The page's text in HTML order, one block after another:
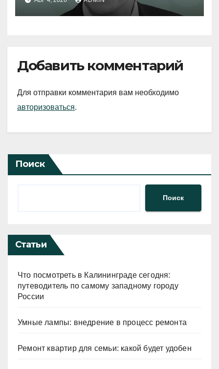
Добавить комментарий
Для отправки комментария вам необходимо
авторизоваться.
Поиск
Поиск
Статьи
Что посмотреть в Калининграде сегодня:
путеводитель по самому западному городу
России
Умные лампы: внедрение в процесс ремонта
Ремонт квартир для семьи: какой будет удобен